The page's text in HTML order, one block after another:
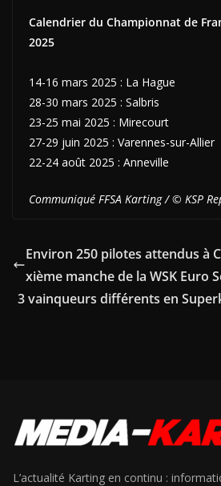
Calendrier du Championnat de
2025
14-16 mars 2025 : La Hague
28-30 mars 2025 : Salbris
23-25 mai 2025 : Mirecourt
27-29 juin 2025 : Varennes-sur-Allier
22-24 août 2025 : Anneville
Communiqué FFSA Karting / © KSP
Environ 250 pilotes attendus à
xième manche de la WSK Euro
3 vainqueurs différents en
L’actualité Karting en continu :